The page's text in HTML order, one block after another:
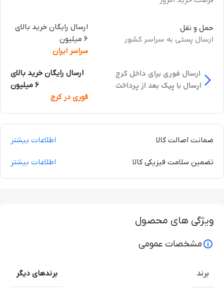
حمل و نقل
ارسال پستی به سراسر کشور
ارسال رایگان خرید بالای
6 میلیون
سراسر ایران
ارسال فوری برای داخل کرج
ارسال با پیک بعد از پرداخت
ارسال رایگان خرید بالای
6 میلیون
فوری در کرج
ضمانت اصالت کالا اطلاعات بیشتر
تضمین سلامت فیزیکی کالا اطلاعات بیشتر
ویژگی های محصول
مشخصات عمومی
برند برندهای دیگر